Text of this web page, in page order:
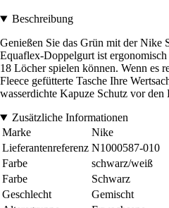
Beschreibung
Genießen Sie das Grün mit der Nike
Equaflex-Doppelgurt ist
18 Löcher spielen können. Wenn es
Fleece gefütterte Tasche Ihre
wasserdichte Kapuze Schutz vor den
Zusätzliche Informationen
Marke
Nike
Lieferantenreferenz N1000587-010
Farbe
schwarz/weiß
Farbe
Schwarz
Geschlecht
Gemischt